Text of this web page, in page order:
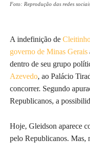
Foto: Reprodução das redes
A indefinição de
governo de Minas Gerais
dentro de seu grupo
Azevedo, ao Palácio
concorrer. Segundo
Republicanos, a
Hoje, Gleidson aparece
pelo Republicanos. Mas,